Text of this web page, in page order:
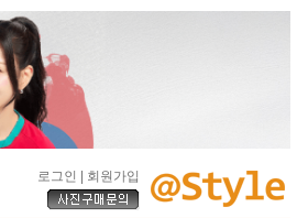
로그인 회원가입